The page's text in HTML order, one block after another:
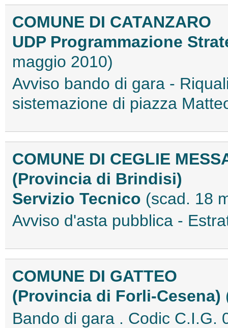
COMUNE DI CATANZARO
UDP Programmazione
maggio 2010)
Avviso bando di gara -
sistemazione di piazza
COMUNE DI CEGLIE
(Provincia di Brindisi)
Servizio Tecnico (scad. 18
Avviso d'asta pubblica -
COMUNE DI GATTEO
(Provincia di Forli-Cesena)
Bando di gara . Codic C.I.G.